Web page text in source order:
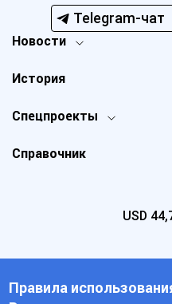
Telegram-чат
Новости
Спецпроекты
История
Справочник
USD
Правила